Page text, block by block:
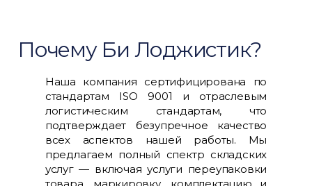
Почему Би Лоджистик?
Наша компания сертифицирована по
стандартам ISO 9001 и отраслевым
логистическим стандартам, что
подтверждает безупречное качество
всех аспектов нашей работы. Мы
предлагаем полный спектр складских
услуг — включая услуги переупаковки